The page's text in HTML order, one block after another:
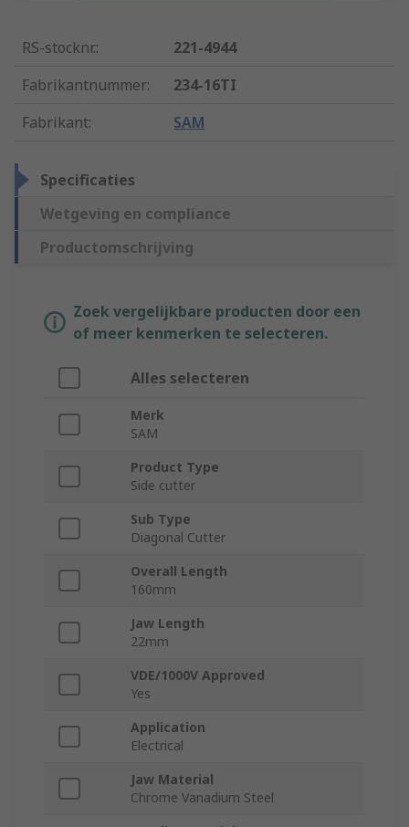
RS-stocknr.:
221-4944
Fabrikantnummer:
234-16TI
Fabrikant: SAM
Specificaties
Wetgeving en compliance
Productomschrijving
Zoek vergelijkbare producten door een
of meer kenmerken te selecteren.
Alles selecteren
Merk
SAM
Product Type
Side cutter
Sub Type
Diagonal Cutter
Overall Length
160mm
Jaw Length
22mm
VDE/1000V Approved
Yes
Application
Electrical
Jaw Material
Chrome Vanadium Steel